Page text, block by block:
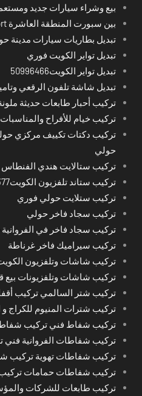
بيع وشراء سيارات جديد
بين سبورت المنطقة العاشرة Bein sport في الكويت
تبديل بطاريات سيارات مدينة
تبديل تواير الكويت فوري
تبديل تواير الكويت50996466
تبديل شاشة تلفون الرقعي
تركيب أحبار طابعات حديثة
تركيب خيام للأفراح
تركيب دكتات تكييف مركزي
حولي
تركيب ستالايت هندي الفنطاس
تركيب ستاند تلفزيون الكويت50355377
تركيب ستلايت حولي فوري
تركيب سجاد فاخر حولي
تركيب سجاد فاخر في
تركيب سيراميك فاخر غرناطة
تركيب شاشات وتلفزيون
تركيب شاشات وتلفزيونات
تركيب شتر السالمي تركيب
تركيب شترات المنيوم للكراج
تركيب شفاط فني تركيب
تركيب شفاطات الفروانية فني
تركيب شفاطات تهوية تركيب
تركيب شفاطات حمامات
تركيب طابعات للشركات